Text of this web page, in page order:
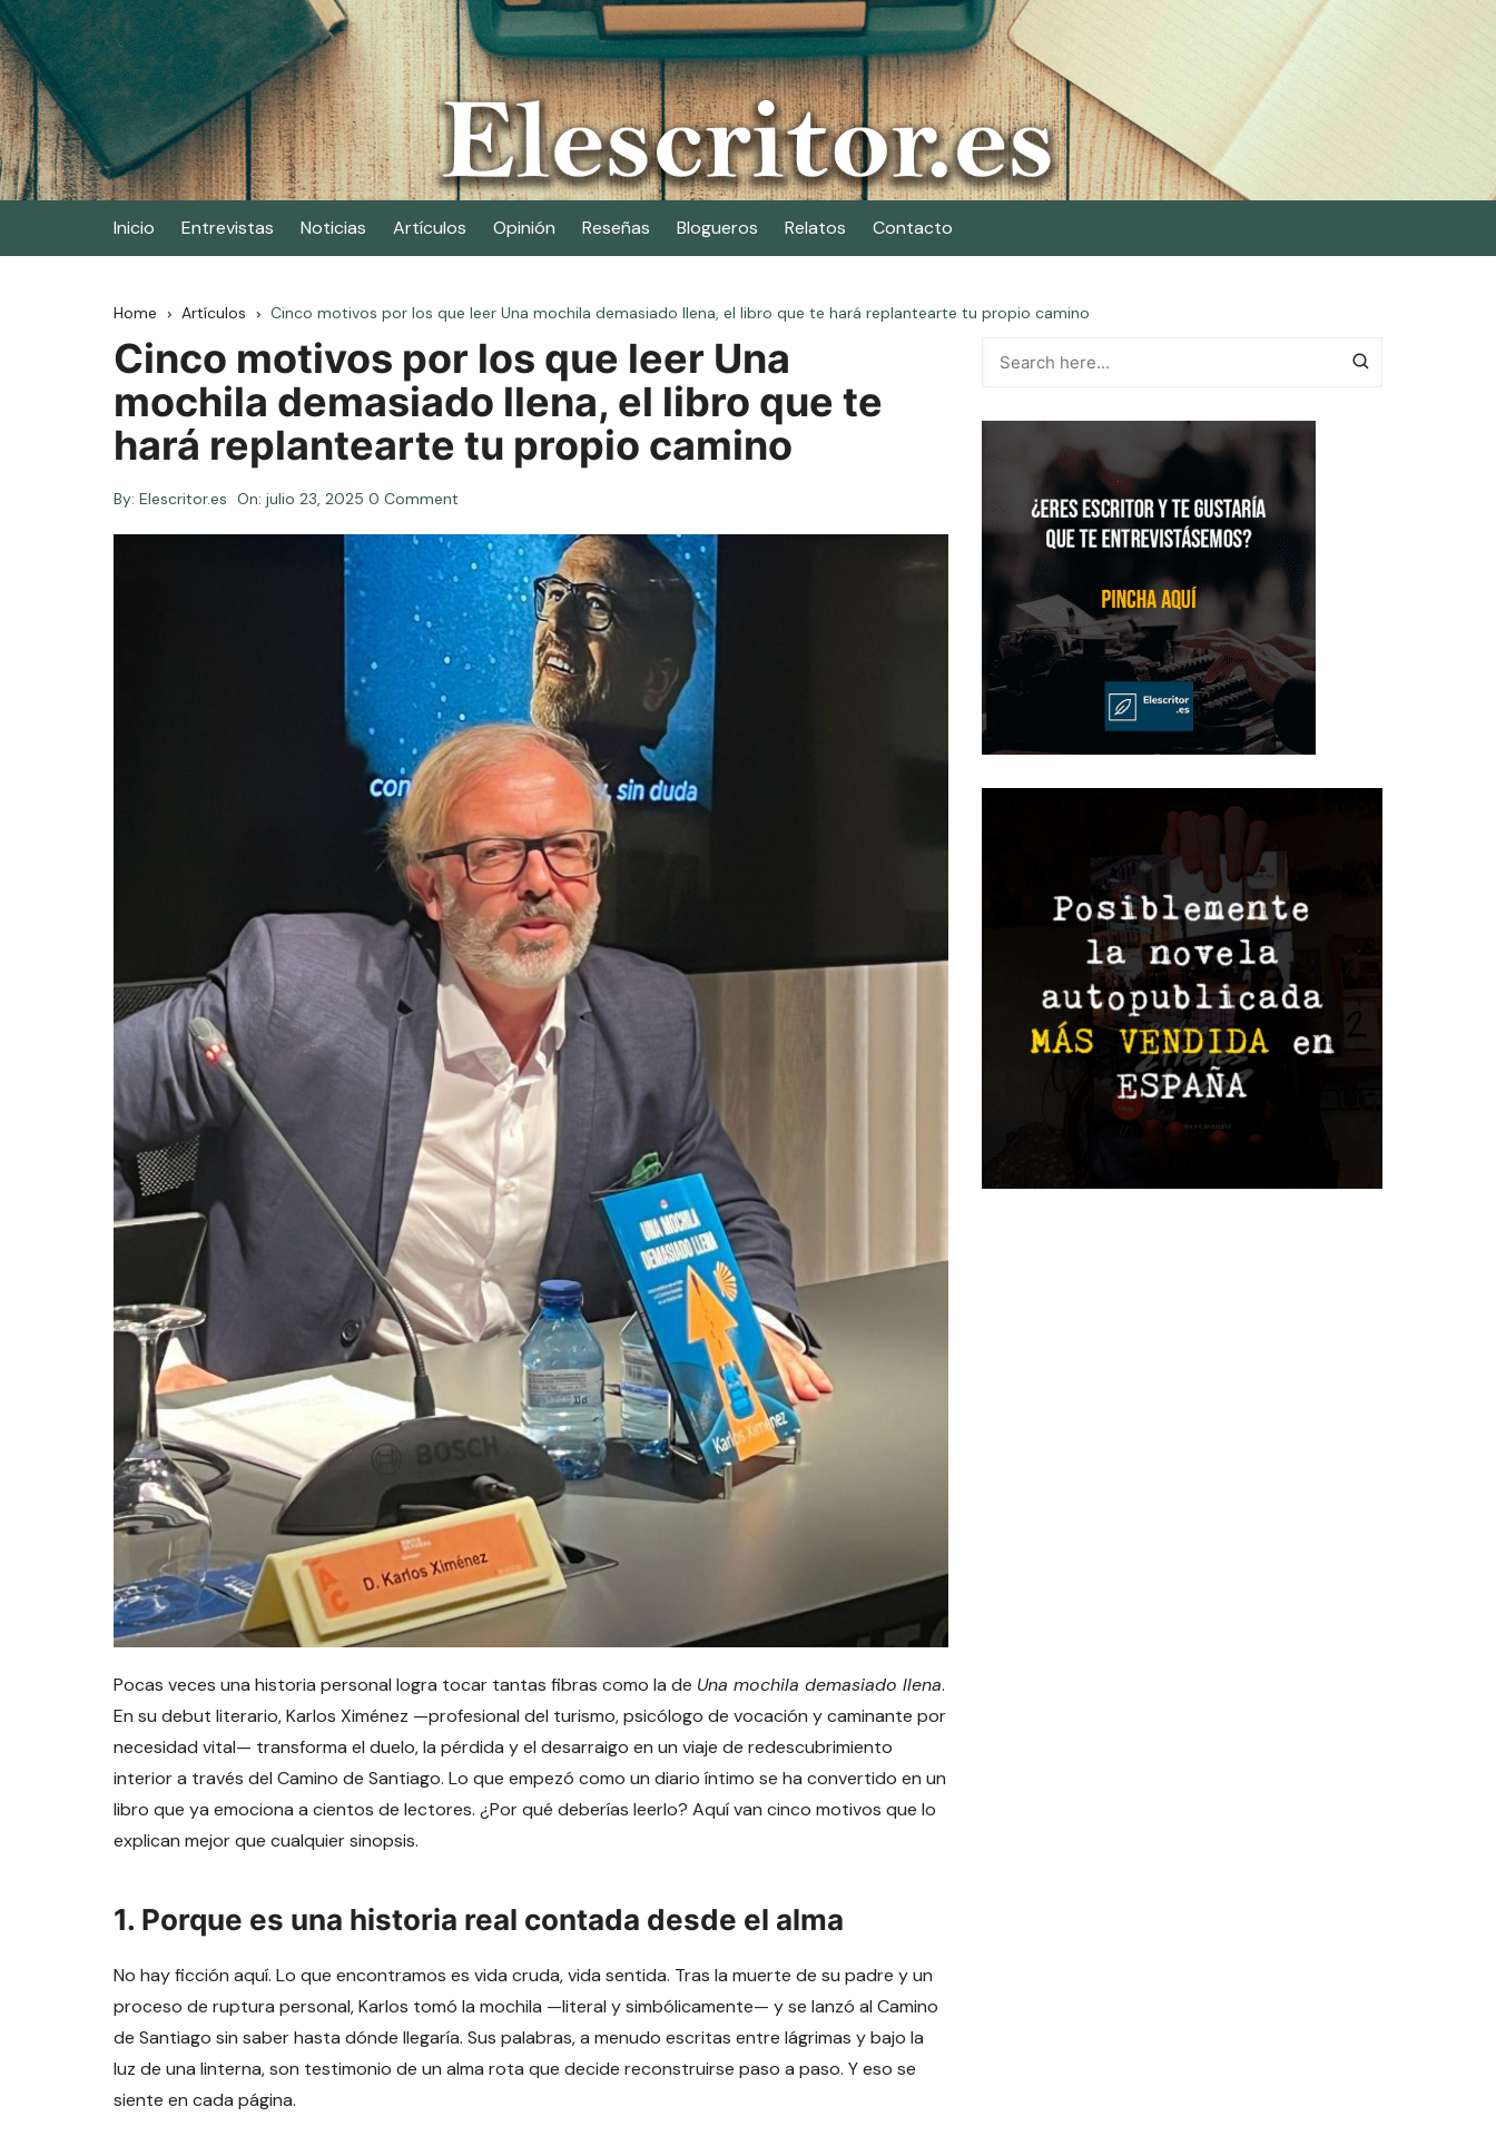
Skip
to
content
Elescritor.es
El periódico digital de los escritores
Inicio Entrevistas Noticias Artículos Opinión Reseñas Blogueros Relatos Contacto
Home Artículos Cinco motivos por los que leer Una mochila demasiado llena, el libro que te hará replantearte tu propio camino
Cinco motivos por los que leer Una
mochila demasiado llena, el libro que te
hará replantearte tu propio camino
By: Elescritor.es On: julio 23, 2025 0 Comment
Pocas veces una historia personal logra tocar tantas fibras como la de Una mochila demasiado llena.
En su debut literario, Karlos Ximénez —profesional del turismo, psicólogo de vocación y caminante por
necesidad vital— transforma el duelo, la pérdida y el desarraigo en un viaje de redescubrimiento
interior a través del Camino de Santiago. Lo que empezó como un diario íntimo se ha convertido en un
libro que ya emociona a cientos de lectores. ¿Por qué deberías leerlo? Aquí van cinco motivos que lo
explican mejor que cualquier sinopsis.
1. Porque es una historia real contada desde el alma
No hay ficción aquí. Lo que encontramos es vida cruda, vida sentida. Tras la muerte de su padre y un
proceso de ruptura personal, Karlos tomó la mochila —literal y simbólicamente— y se lanzó al Camino
de Santiago sin saber hasta dónde llegaría. Sus palabras, a menudo escritas entre lágrimas y bajo la
luz de una linterna, son testimonio de un alma rota que decide reconstruirse paso a paso. Y eso se
siente en cada página.